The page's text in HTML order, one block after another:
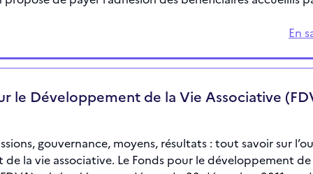
En
le Développement de la Vie Associative
gouvernance, moyens, résultats : tout savoir sur
la vie associative. Le Fonds pour le développement de